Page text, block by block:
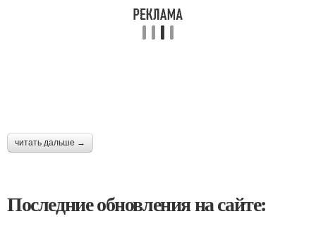
читать дальше →
Последние обновления на сайте: